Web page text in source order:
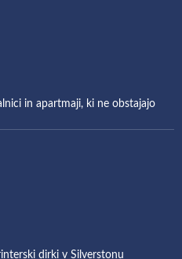
in apartmaji, ki ne obstajajo
dirki v Silverstonu